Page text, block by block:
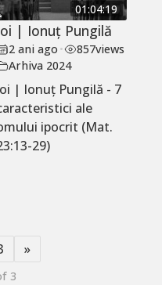
01:04:19
| Ionuț Pungilă
2 ani ago • 857views
Arhiva 2024
| Ionuț Pungilă - 7
ale
ipocrit (Mat.
29)
»
3